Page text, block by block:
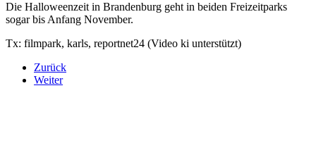
Die Halloweenzeit in Brandenburg geht in beiden Freizeitparks
sogar bis Anfang November.
Tx: filmpark, karls, reportnet24 (Video ki unterstützt)
Zurück
Weiter